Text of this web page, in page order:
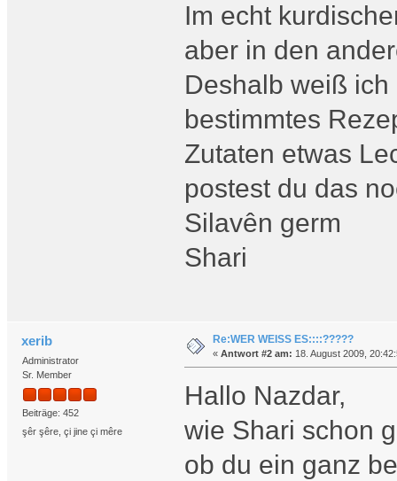
Im echt
aber in den
Deshalb weiß
bestimmtes
Zutaten etwas
postest du das
Silavên germ
Shari
xerib
Administrator
Sr. Member
Beiträge: 452
şêr şêre, çi jine çi mêre
Re:WER WEISS ES::::?????
« Antwort #2 am: 18. August 2009,
Hallo Nazdar,
wie Shari schon
ob du ein ganz